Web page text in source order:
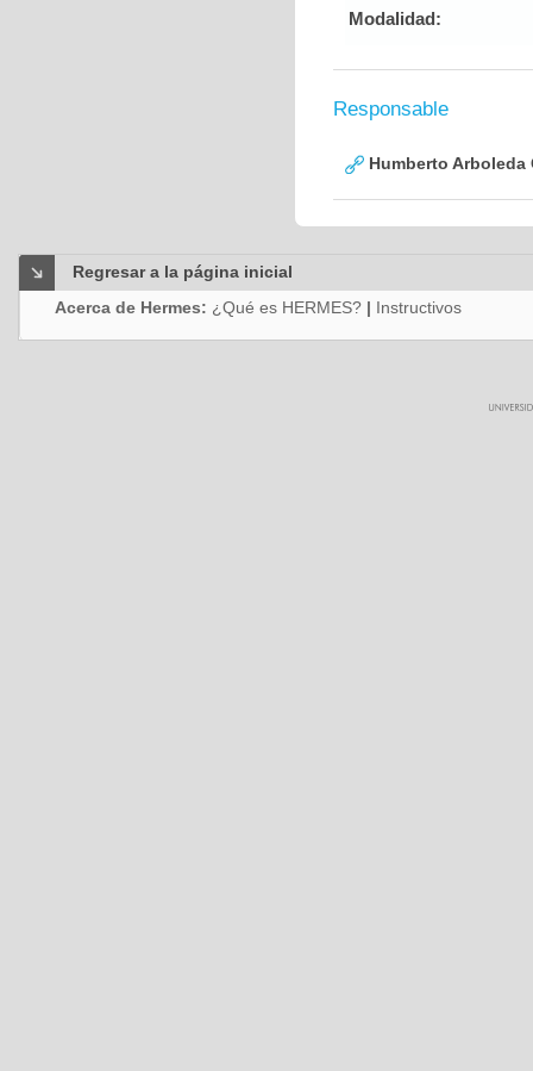
Modalidad:
Responsable
Humberto Arboleda
Regresar a la página inicial
Acerca de Hermes: ¿Qué es HERMES? | Instructivos